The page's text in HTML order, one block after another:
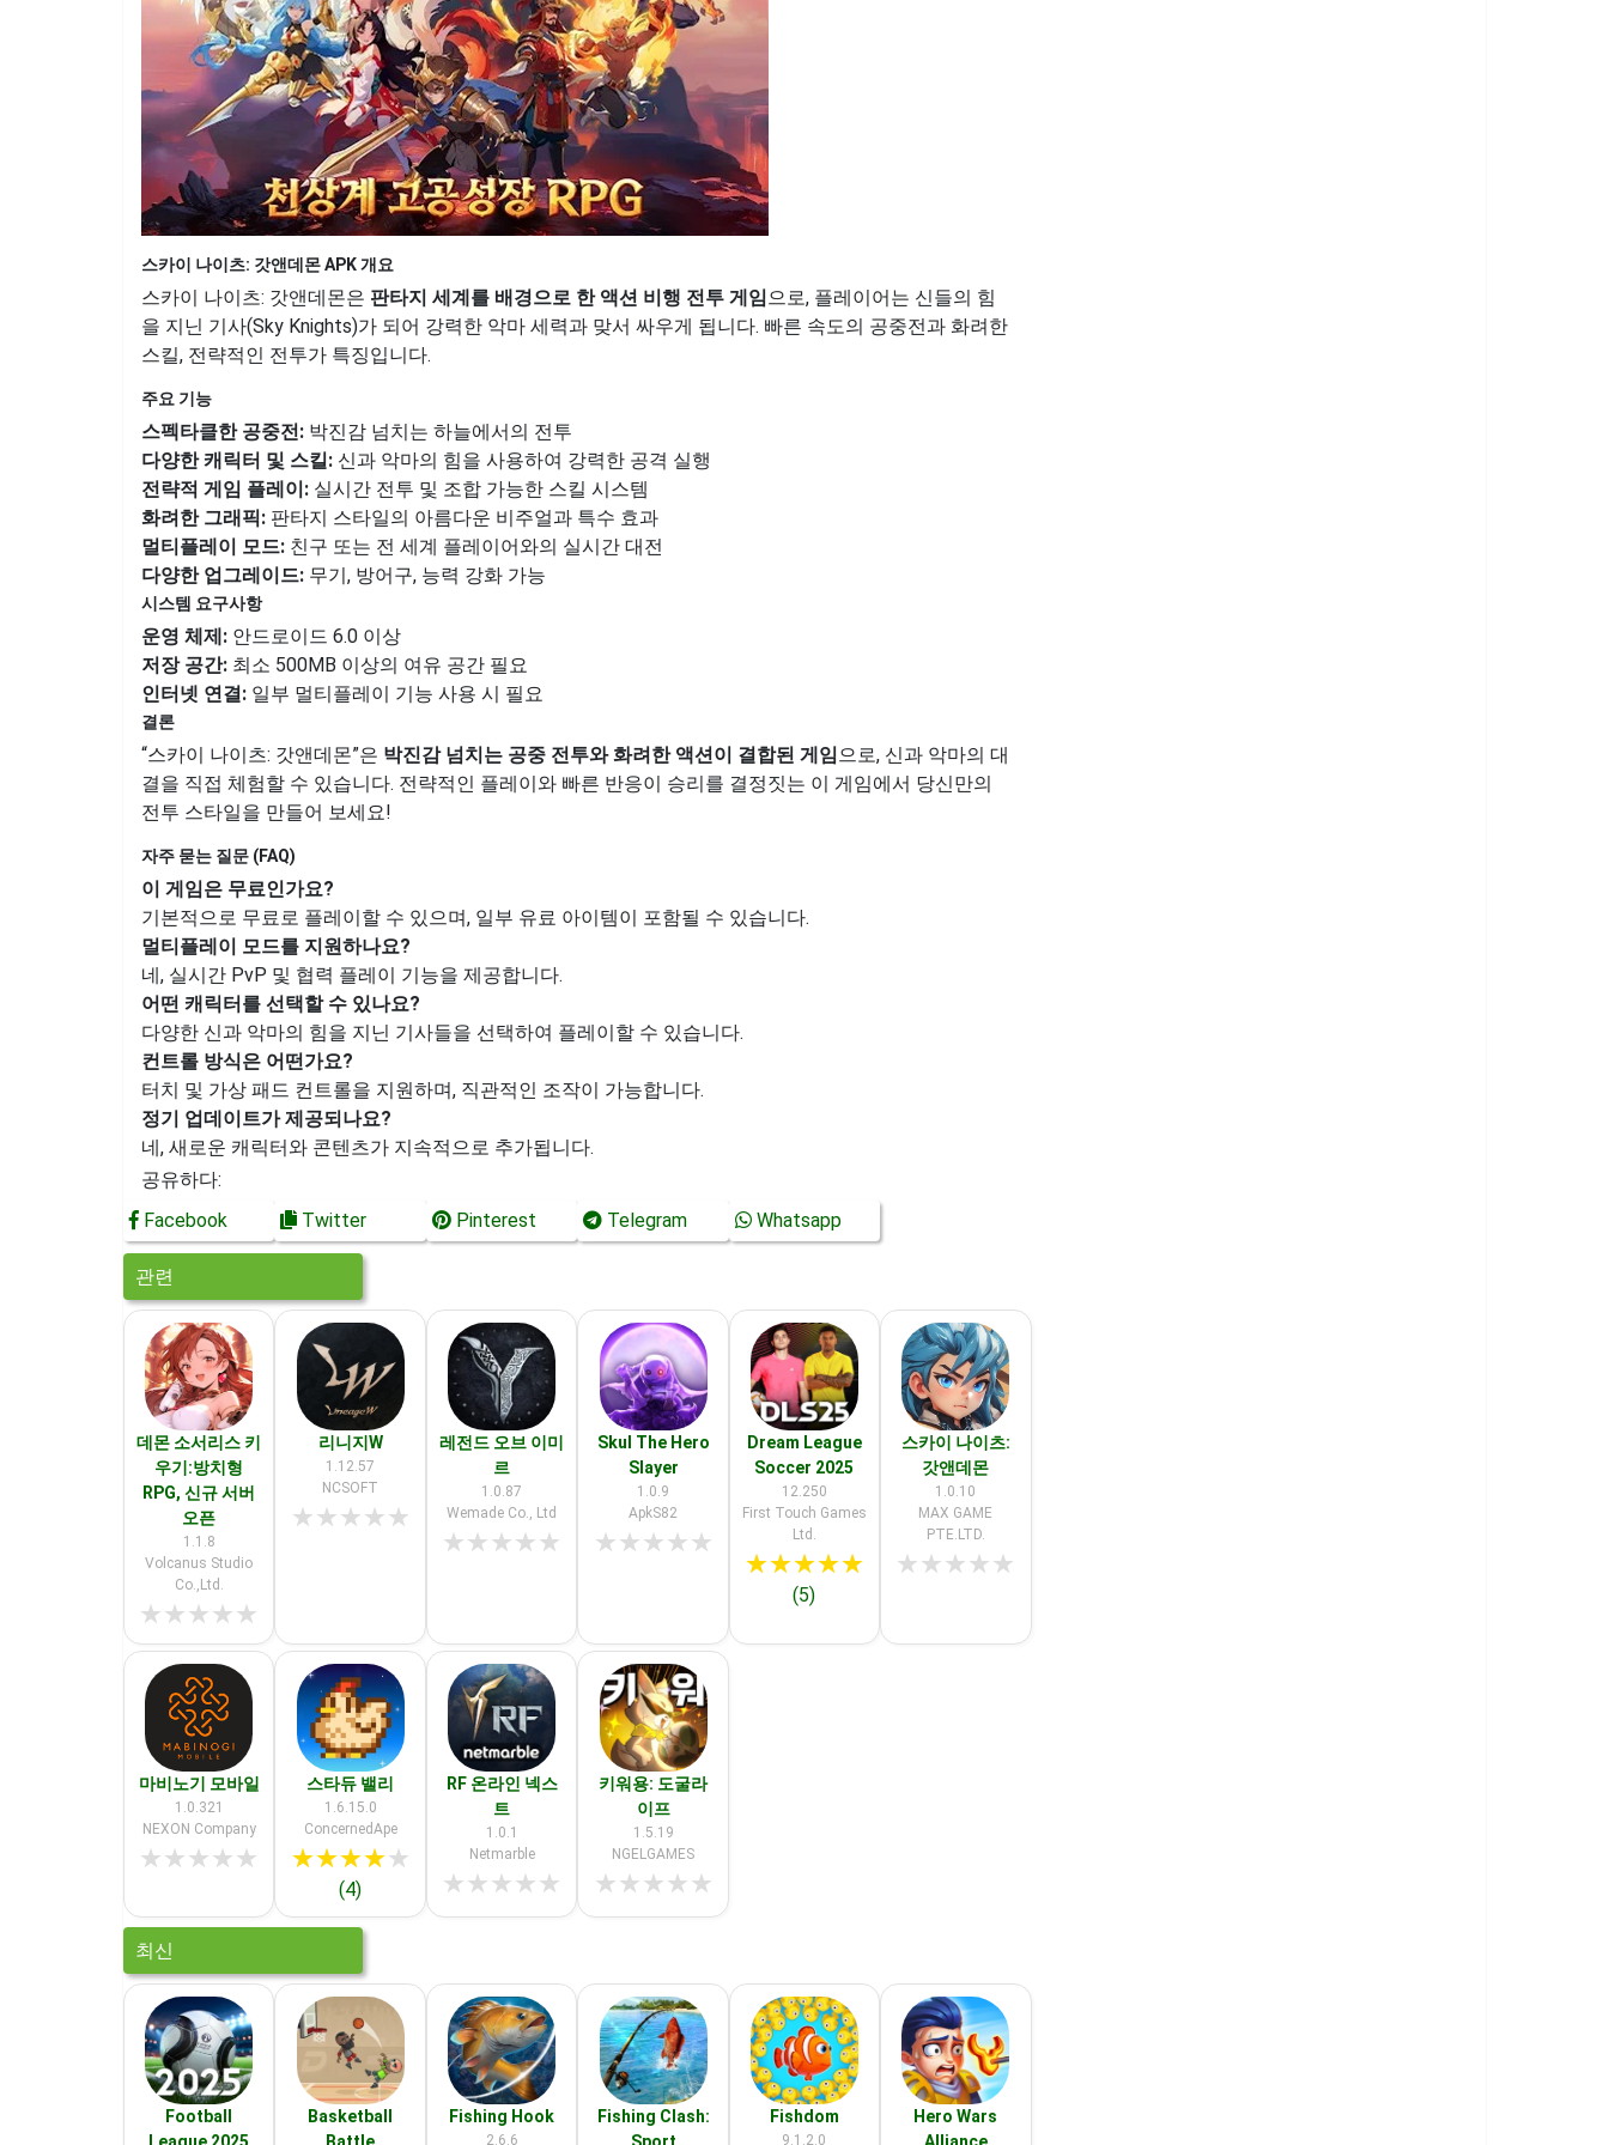
스카이 나이츠: 갓앤데몬 APK 개요
스카이 나이츠: 갓앤데몬은 판타지 세계를 배경으로 한 액션 비행 전투 게임으로, 플레이어는 신들의 힘
을 지닌 기사(Sky Knights)가 되어 강력한 악마 세력과 맞서 싸우게 됩니다. 빠른 속도의 공중전과 화려한
스킬, 전략적인 전투가 특징입니다.
주요 기능
스펙타클한 공중전: 박진감 넘치는 하늘에서의 전투
다양한 캐릭터 및 스킬: 신과 악마의 힘을 사용하여 강력한 공격 실행
전략적 게임 플레이: 실시간 전투 및 조합 가능한 스킬 시스템
화려한 그래픽: 판타지 스타일의 아름다운 비주얼과 특수 효과
멀티플레이 모드: 친구 또는 전 세계 플레이어와의 실시간 대전
다양한 업그레이드: 무기, 방어구, 능력 강화 가능
시스템 요구사항
운영 체제: 안드로이드 6.0 이상
저장 공간: 최소 500MB 이상의 여유 공간 필요
인터넷 연결: 일부 멀티플레이 기능 사용 시 필요
결론
“스카이 나이츠: 갓앤데몬”은 박진감 넘치는 공중 전투와 화려한 액션이 결합된 게임으로, 신과 악마의 대
결을 직접 체험할 수 있습니다. 전략적인 플레이와 빠른 반응이 승리를 결정짓는 이 게임에서 당신만의
전투 스타일을 만들어 보세요!
자주 묻는 질문 (FAQ)
이 게임은 무료인가요?
기본적으로 무료로 플레이할 수 있으며, 일부 유료 아이템이 포함될 수 있습니다.
멀티플레이 모드를 지원하나요?
네, 실시간 PvP 및 협력 플레이 기능을 제공합니다.
어떤 캐릭터를 선택할 수 있나요?
다양한 신과 악마의 힘을 지닌 기사들을 선택하여 플레이할 수 있습니다.
컨트롤 방식은 어떤가요?
터치 및 가상 패드 컨트롤을 지원하며, 직관적인 조작이 가능합니다.
정기 업데이트가 제공되나요?
네, 새로운 캐릭터와 콘텐츠가 지속적으로 추가됩니다.
공유하다:
Facebook
Twitter Pinterest Telegram Whatsapp
관련
데몬 소서리스 키
우기:방치형
RPG, 신규 서버
오픈
1.1.8
Volcanus Studio
Co.,Ltd.
★★★★★
리니지W
1.12.57
NCSOFT
★★★★★
레전드 오브 이미
르
1.0.87
Wemade Co., Ltd
★★★★★
Skul The Hero
Slayer
1.0.9
ApkS82
★★★★★
Dream League
Soccer 2025
12.250
First Touch Games
Ltd.
★★★★★
(5)
스카이 나이츠:
갓앤데몬
1.0.10
MAX GAME
PTE.LTD.
★★★★★
마비노기 모바일
1.0.321
NEXON Company
★★★★★
스타듀 밸리
1.6.15.0
ConcernedApe
★★★★★
(4)
RF 온라인 넥스
트
1.0.1
Netmarble
★★★★★
키워용: 도굴라
이프
1.5.19
NGELGAMES
★★★★★
최신
Football
Basketball
Fishing Hook
2.6.6
Fishing Clash:
Fishdom
9.1.2.0
Hero Wars